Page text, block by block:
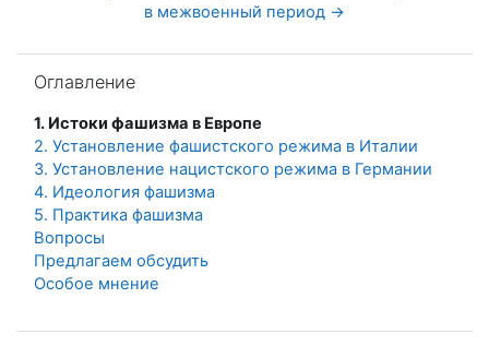
в межвоенный период →
Оглавление
1. Истоки фашизма в Европе
2. Установление фашистского режима в Италии
3. Установление нацистского режима в Германии
4. Идеология фашизма
5. Практика фашизма
Вопросы
Предлагаем обсудить
Особое мнение